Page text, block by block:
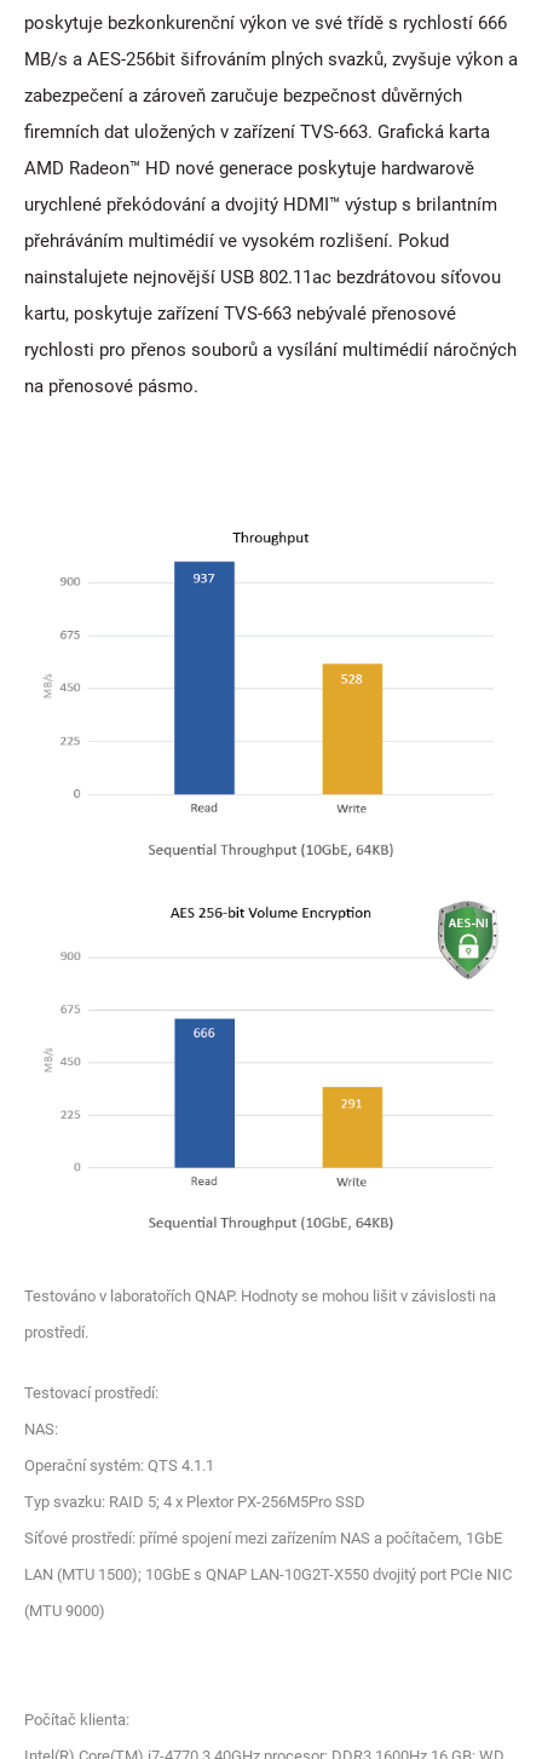
poskytuje bezkonkurenční výkon ve své třídě s rychlostí 666
MB/s a AES-256bit šifrováním plných svazků, zvyšuje výkon a
zabezpečení a zároveň zaručuje bezpečnost důvěrných
firemních dat uložených v zařízení TVS-663. Grafická karta
AMD Radeon™ HD nové generace poskytuje hardwarově
urychlené překódování a dvojitý HDMI™ výstup s brilantním
přehráváním multimédií ve vysokém rozlišení. Pokud
nainstalujete nejnovější USB 802.11ac bezdrátovou síťovou
kartu, poskytuje zařízení TVS-663 nebývalé přenosové
rychlosti pro přenos souborů a vysílání multimédií náročných
na přenosové pásmo.
Testováno v laboratořích QNAP. Hodnoty se mohou lišit v závislosti na
prostředí.
Testovací prostředí:
NAS:
Operační systém: QTS 4.1.1
Typ svazku: RAID 5; 4 x Plextor PX-256M5Pro SSD
Síťové prostředí: přímé spojení mezi zařízením NAS a počítačem, 1GbE
LAN (MTU 1500); 10GbE s QNAP LAN-10G2T-X550 dvojitý port PCIe NIC
(MTU 9000)
Počítač klienta: